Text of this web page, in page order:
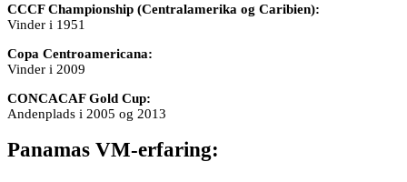
CCCF Championship (Centralamerika og Caribien):
Vinder i 1951
Copa Centroamericana:
Vinder i 2009
CONCACAF Gold Cup:
Andenplads i 2005 og 2013
Panamas VM-erfaring: